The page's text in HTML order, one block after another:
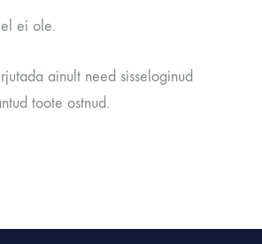
ei ole.
ainult need sisseloginud
toote ostnud.